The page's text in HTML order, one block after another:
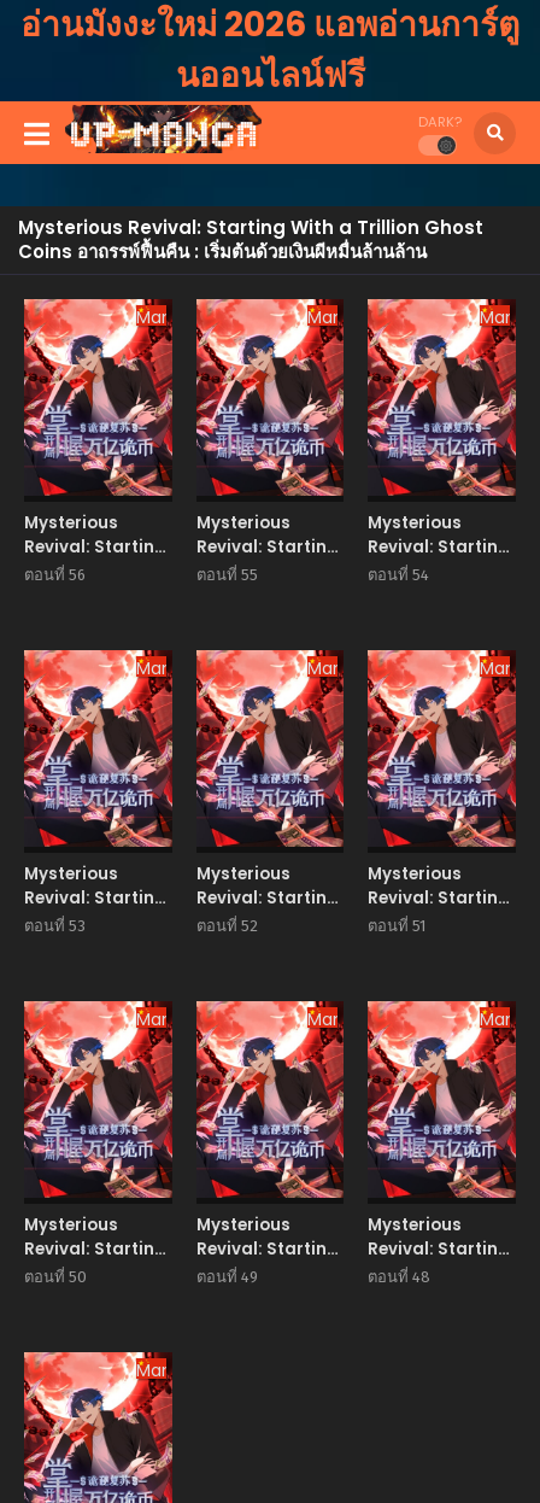
อ่านมังงะใหม่ 2026 แอพอ่านการ์ตู
นออนไลน์ฟรี
DARK?
Mysterious Revival: Starting With a Trillion Ghost
Coins อาถรรพ์ฟื้นคืน : เริ่มต้นด้วยเงินผีหมื่นล้านล้าน
Manhua
Mysterious
Revival: Starting
With a Trillion
ล้าน
ตอนที่ 56
Manhua
Mysterious
Revival: Starting
With a Trillion
ล้าน
ตอนที่ 55
Mysterious
Revival: Starting
With a Trillion
ล้าน
ตอนที่ 54
Manhua
Mysterious
Revival: Starting
With a Trillion
ล้าน
ตอนที่ 53
Manhua
Mysterious
Revival: Starting
With a Trillion
ล้าน
ตอนที่ 52
Mysterious
Revival: Starting
With a Trillion
ล้าน
ตอนที่ 51
Manhua
Mysterious
Revival: Starting
With a Trillion
ล้าน
ตอนที่ 50
Manhua
Mysterious
Revival: Starting
With a Trillion
ตอนที่ 49
Mysterious
Revival: Starting
With a Trillion
ตอนที่ 48
Manhua